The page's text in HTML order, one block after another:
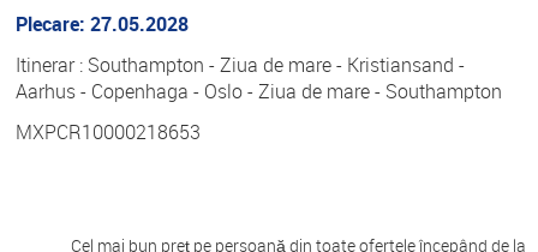
Plecare: 27.05.2028
Itinerar : Southampton - Ziua de mare - Kristiansand -
Aarhus - Copenhaga - Oslo - Ziua de mare - Southampton
MXPCR10000218653
Cel mai bun preț pe persoană din toate ofertele începând de la